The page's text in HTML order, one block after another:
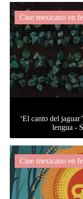
Cine mexicano en
‘El canto del
lengua -
Cine mexicano en